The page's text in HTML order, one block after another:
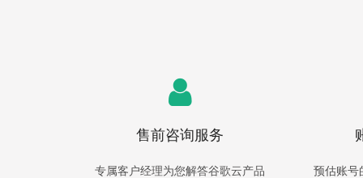
售前咨询服务
专属客户经理为您解答谷歌云产品
预估账号